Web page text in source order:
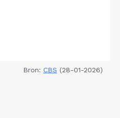
Bron: CBS (28-01-2026)